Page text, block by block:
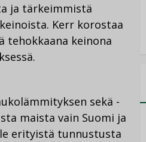
ja tärkeimmistä
Kerr korostaa
tehokkaana keinona
sekä -
maista vain Suomi ja
erityistä tunnustusta